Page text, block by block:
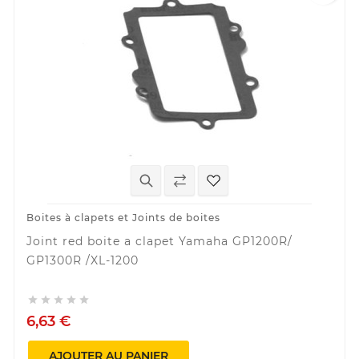
Boites à clapets et Joints de boites
Joint red boite a clapet Yamaha GP1200R/
GP1300R /XL-1200
    
6,63 €
AJOUTER AU PANIER